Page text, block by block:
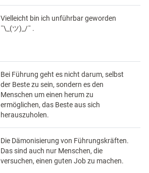
Vielleicht bin ich unführbar geworden
¯\_(ツ)_/¯ .
Bei Führung geht es nicht darum, selbst
der Beste zu sein, sondern es den
Menschen um einen herum zu
ermöglichen, das Beste aus sich
herauszuholen.
Die Dämonisierung von Führungskräften.
Das sind auch nur Menschen, die
versuchen, einen guten Job zu machen.